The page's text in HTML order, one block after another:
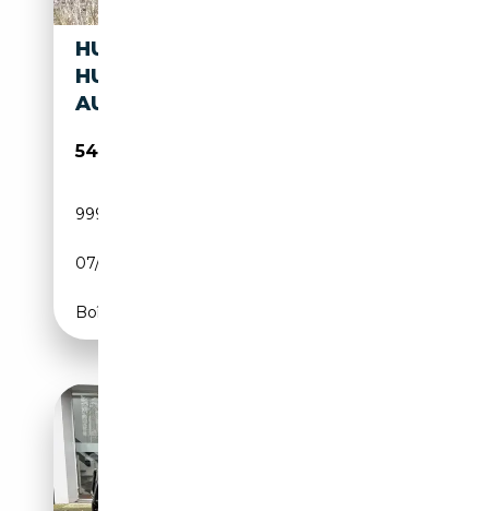
HUMMER H1 HMMWV,
HUMVEE, M 1123, NEU
AUFGEBAUT
54 900€
999 999 km
07/1998
Boîte automatique